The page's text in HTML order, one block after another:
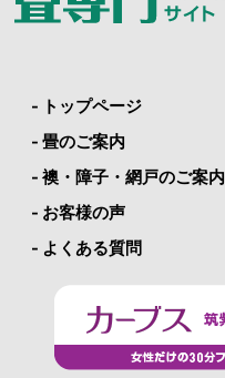
- トップページ
- 畳のご案内
- 襖・障子・網戸のご案内
- お客様の声
- よくある質問